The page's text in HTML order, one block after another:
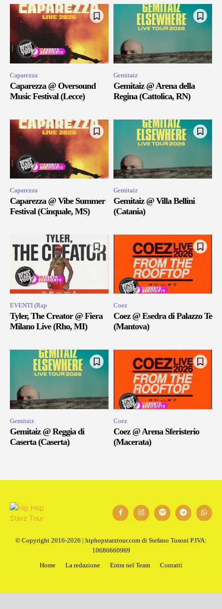
Caparezza
Caparezza @ Oversound
Music Festival (Lecce)
Gemitaiz
Gemitaiz @ Arena della
Regina (Cattolica, RN)
Caparezza
Caparezza @ Vibe Summer
Festival (Cinquale, MS)
Gemitaiz
Gemitaiz @ Villa Bellini
(Catania)
EVENTI (Rap
Tyler, The Creator @ Fiera
Milano Live (Rho, MI)
Coez
Coez @ Esedra di Palazzo Te
(Mantova)
Gemitaiz
Gemitaiz @ Reggia di
Caserta (Caserta)
Coez
Coez @ Arena Sferisterio
(Macerata)
© Copyright 2016-2026 | hiphopstarztour.com di Stefano Tosoni P.IVA:
10686660969
Home
La redazione Entra nel Team Contatti